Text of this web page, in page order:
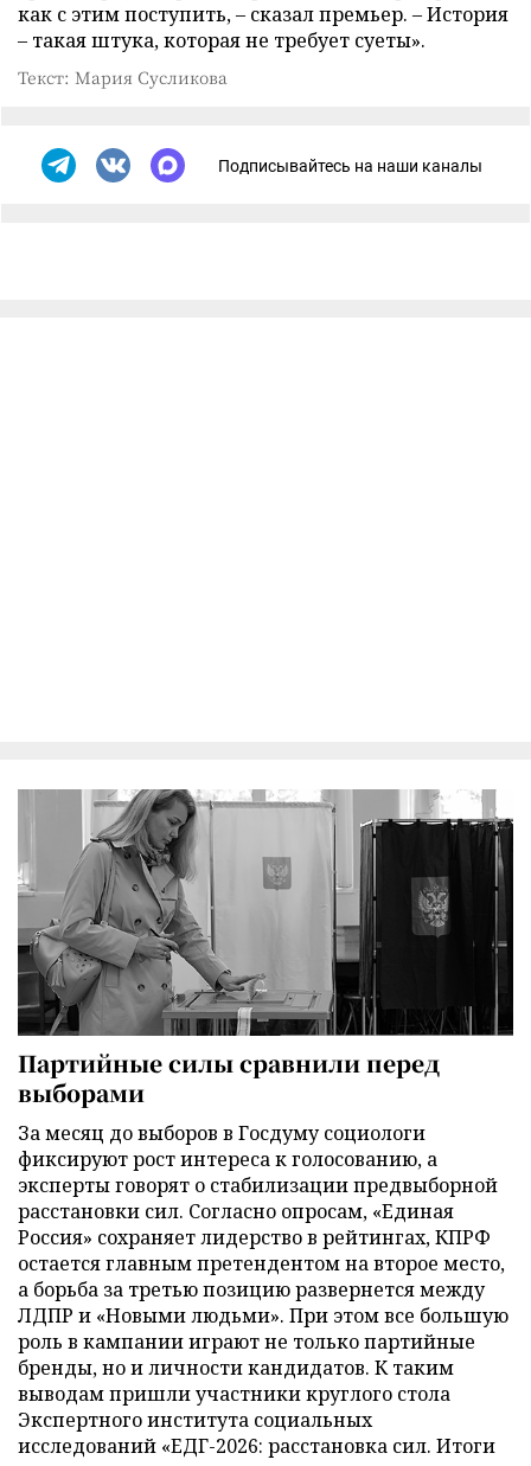
как с этим поступить,– сказал премьер. –История
– такая штука, которая не требует суеты».
Текст: Мария Сусликова
Подписывайтесь на наши каналы
Партийные силы сравнили перед
выборами
За месяц до выборов в Госдуму социологи
фиксируют рост интереса к голосованию, а
эксперты говорят о стабилизации предвыборной
расстановки сил. Согласно опросам, «Единая
Россия» сохраняет лидерство в рейтингах, КПРФ
остается главным претендентом на второе место,
а борьба за третью позицию развернется между
ЛДПР и «Новыми людьми». При этом все большую
роль в кампании играют не только партийные
бренды, но и личности кандидатов. К таким
выводам пришли участники круглого стола
Экспертного института социальных
исследований «ЕДГ-2026: расстановка сил. Итоги